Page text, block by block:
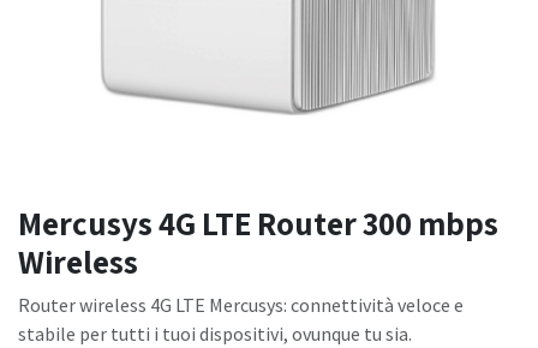
Mercusys 4G LTE Router 300 mbps
Wireless
Router wireless 4G LTE Mercusys: connettività veloce e
stabile per tutti i tuoi dispositivi, ovunque tu sia.